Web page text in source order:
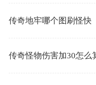
传奇地牢哪个图刷怪快
传奇怪物伤害加30怎么